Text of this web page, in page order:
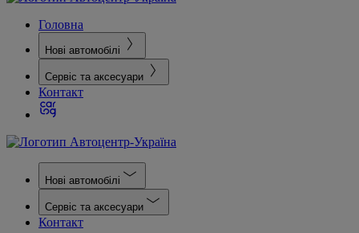
Головна
Нові автомобілі
Сервіс та аксесуари
Контакт
Нові автомобілі
Сервіс та аксесуари
Контакт